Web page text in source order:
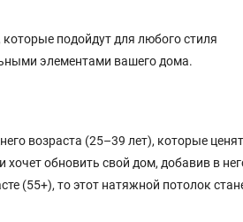
подойдут для любого стиля
элементами вашего дома.
возраста (25–39 лет), которые ценят
хочет обновить свой дом, добавив в
(55+), то этот натяжной потолок